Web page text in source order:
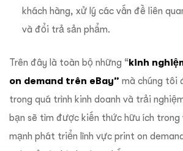
khách hàng, xử lý các vấn đề liên
và đổi trả sản phẩm.
Trên đây là toàn bộ những “kinh
on demand trên eBay” mà chúng tôi
trong quá trình kinh doanh và trải
bạn sẽ tìm được kiến thức hữu ích
mạnh phát triển lĩnh vực print on